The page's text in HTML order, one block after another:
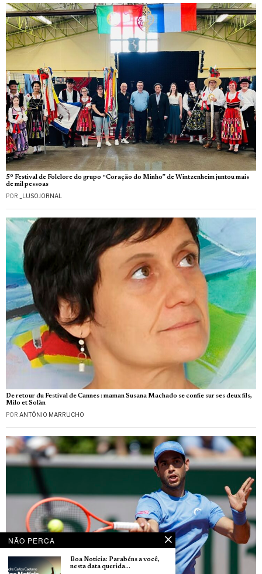
5º Festival de Folclore do grupo “Coração do Minho” de Wintzenheim juntou mais
de mil pessoas
POR _LUSOJORNAL
De retour du Festival de Cannes : maman Susana Machado se confie sur ses deux fils,
Milo et Solàn
POR ANTÓNIO MARRUCHO
NÃO PERCA
Boa Notícia: Parabéns a você,
nesta data querida…